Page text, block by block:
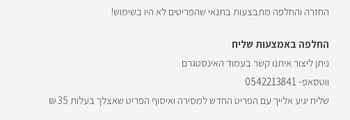
החזרה והחלפה מתבצעות בתנאי שהפריטים לא היו בשימוש!
החלפה באמצעות שליח
ניתן ליצור איתנו קשר בעמוד האינסטגרם
ווטסאפ- 0542213841
שליח יגיע אלייך עם הפריט החדש למסירה ואיסוף הפריט שאצלך בעלות 35 ₪